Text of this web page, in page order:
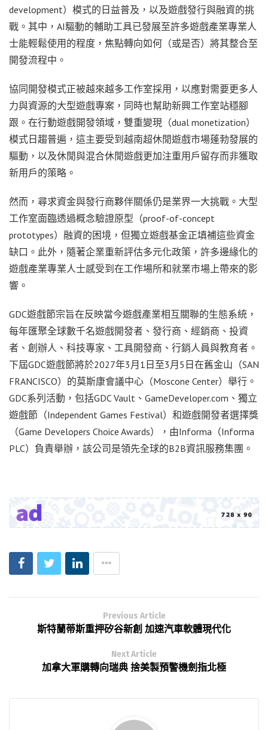
development）模式的日益普及，以及遊戲發行與融資的挑
戰。其中，AI驅動的輔助工具已發展至許多遊戲產業專業人
士能輕鬆使用的程度，焦點轉向如何（或是否）將其整合至
開發流程中。
協同開發模式正被越來越多工作室採用，以應對需要更多人
力與資源的大型遊戲專案，同時也幫助新興工作室站穩腳
跟。在行動遊戲開發領域，雙重變現（dual monetization）
模式日趨普遍，這主要受到越南超休閒遊戲市場蓬勃發展的
驅動，以及休閒與混合休閒遊戲更加注重用戶留存而非獲取
新用戶的策略。
然而，尋求資金與發行商夥伴關係仍是業界一大挑戰。大型
工作室面臨透過概念驗證原型（proof-of-concept
prototypes）融資的困境，但獨立遊戲基金正填補這些資金
缺口。此外，隨著企業重新評估多元化政策，許多邊緣化的
遊戲產業專業人士感受到在工作場所和就業市場上帶來的影
響。
GDC遊戲節宗旨在反映當今遊戲產業相互關聯的生態系統，
每年匯聚全球數千名遊戲開發者、發行商、經銷商、投資
者、創辦人、科技專家、工具開發商、行銷人員與教育者。
下屆GDC遊戲節將於2027年3月1日至3月5日在舊金山（SAN
FRANCISCO）的莫斯康會議中心（Moscone Center）舉行。
GDC系列活動，包括GDC Vault、GameDeveloper.com、獨立
遊戲節（Independent Games Festival）和遊戲開發者選擇獎
（Game Developers Choice Awards），由Informa（Informa
PLC）負責舉辦，該公司是領先全球的B2B資訊服務集團。
Previous Article
斯特蘭蒂斯重押矽谷新創 加速汽車軟體現代化
Next Article
加拿大軍購轉向瑞典 捨美製預警機劍指北極